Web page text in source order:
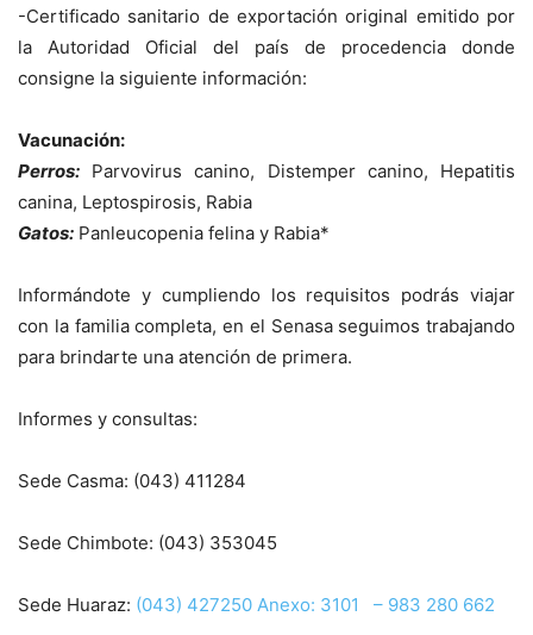
-Certificado sanitario de exportación original emitido por
la Autoridad Oficial del país de procedencia donde
consigne la siguiente información:
Vacunación:
Perros: Parvovirus canino, Distemper canino, Hepatitis
canina, Leptospirosis, Rabia
Gatos: Panleucopenia felina y Rabia*
Informándote y cumpliendo los requisitos podrás viajar
con la familia completa, en el Senasa seguimos trabajando
para brindarte una atención de primera.
Informes y consultas:
Sede Casma: (043) 411284
Sede Chimbote: (043) 353045
Sede Huaraz: (043) 427250 Anexo: 3101 – 983 280 662